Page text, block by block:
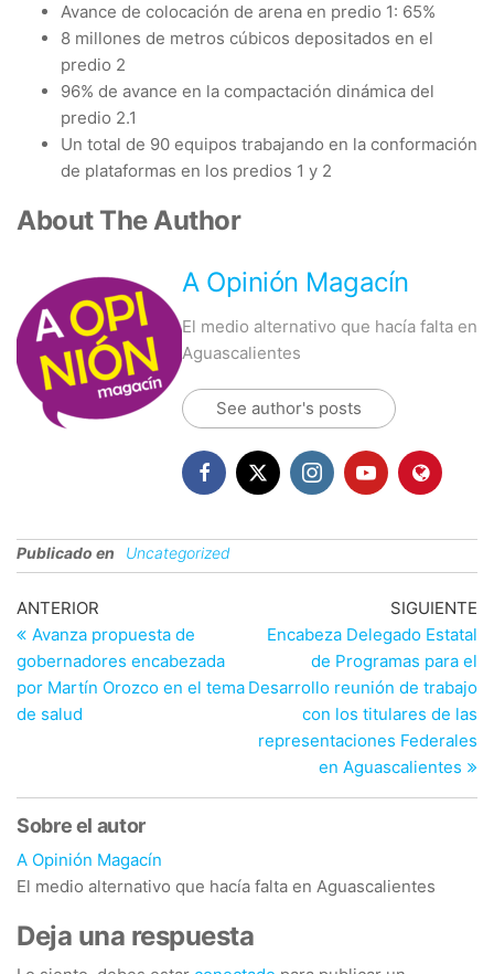
Avance de colocación de arena en predio 1: 65%
8 millones de metros cúbicos depositados en el
predio 2
96% de avance en la compactación dinámica del
predio 2.1
Un total de 90 equipos trabajando en la conformación
de plataformas en los predios 1 y 2
About The Author
A Opinión Magacín
El medio alternativo que hacía falta en
Aguascalientes
See author's posts
Publicado en Uncategorized
Navegación
de
entradas
Entrada
anterior
ANTERIOR
Avanza propuesta de
gobernadores encabezada
por Martín Orozco en el tema
de salud
SIGUIENTE
Encabeza Delegado Estatal
de Programas para el
Desarrollo reunión de trabajo
con los titulares de las
representaciones Federales
en Aguascalientes
Sobre el autor
A Opinión Magacín
El medio alternativo que hacía falta en Aguascalientes
Deja una respuesta